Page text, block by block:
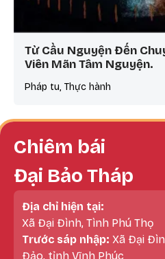
Từ Cầu Nguyện Đến
Viên Mãn Tâm Nguyện.
Pháp tu, Thực hành
Chiêm bái
Đại Bảo Tháp
Địa chỉ hiện tại:
Xã Đại Đình, Tình Phú Thọ
Trước sáp nhập: Xã Đại
Đảo, tỉnh Vĩnh Phúc